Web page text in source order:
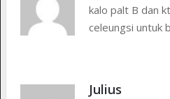
kalo palt B dan
celeungsi untuk
Julius